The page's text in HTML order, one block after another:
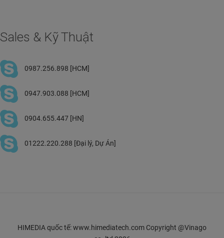
Sales & Kỹ Thuật
0987.256.898 [HCM]
0947.903.088 [HCM]
0904.655.447 [HN]
01222.220.288 [Đại lý, Dự Án]
HIMEDIA quốc tế: www.himediatech.com Copyright @Vinago